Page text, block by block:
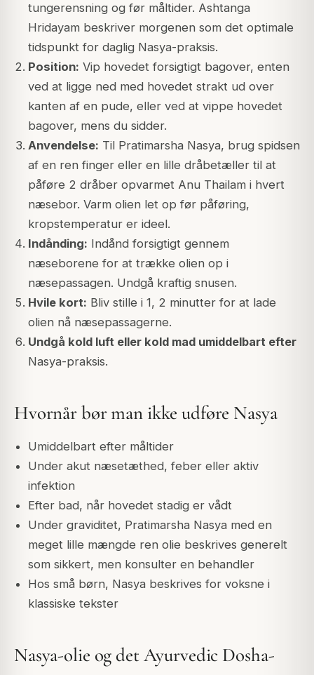
tungerensning og før måltider. Ashtanga
Hridayam beskriver morgenen som det optimale
tidspunkt for daglig Nasya-praksis.
Position: Vip hovedet forsigtigt bagover, enten
ved at ligge ned med hovedet strakt ud over
kanten af en pude, eller ved at vippe hovedet
bagover, mens du sidder.
Anvendelse: Til Pratimarsha Nasya, brug spidsen
af en ren finger eller en lille dråbetæller til at
påføre 2 dråber opvarmet Anu Thailam i hvert
næsebor. Varm olien let op før påføring,
kropstemperatur er ideel.
Indånding: Indånd forsigtigt gennem
næseborene for at trække olien op i
næsepassagen. Undgå kraftig snusen.
Hvile kort: Bliv stille i 1, 2 minutter for at lade
olien nå næsepassagerne.
Undgå kold luft eller kold mad umiddelbart efter
Nasya-praksis.
Hvornår bør man ikke udføre Nasya
Umiddelbart efter måltider
Under akut næsetæthed, feber eller aktiv
infektion
Efter bad, når hovedet stadig er vådt
Under graviditet, Pratimarsha Nasya med en
meget lille mængde ren olie beskrives generelt
som sikkert, men konsulter en behandler
Hos små børn, Nasya beskrives for voksne i
klassiske tekster
Nasya-olie og det Ayurvedic Dosha-